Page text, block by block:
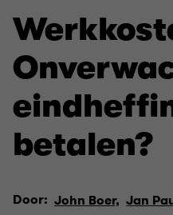
betalen?
Door: John Boer, Jan